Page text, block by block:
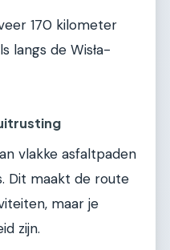
170 kilometer
langs de Wisła-
vlakke asfaltpaden
Dit maakt de route
maar je
zijn.